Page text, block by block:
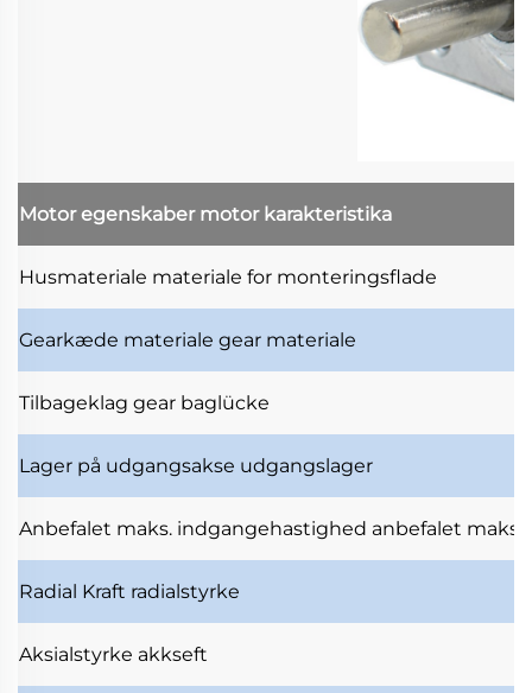
Motor egenskaber motor karakteristika
Husmateriale materiale for monteringsflade
Gearkæde materiale gear materiale
Tilbageklag gear baglücke
Lager på udgangsakse udgangslager
Anbefalet maks. indgangehastighed anbefalet
Radial Kraft radialstyrke
Aksialstyrke akkseft